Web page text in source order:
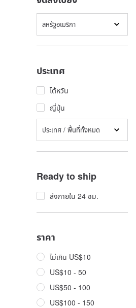
สหรัฐอเมริกา
ประเทศ
ไต้หวัน
ญี่ปุ่น
ประเทศ / พื้นที่ทั้งหมด
Ready to ship
ส่งภายใน 24 ชม.
ราคา
ไม่เกิน US$10
US$10 - 50
US$50 - 100
US$100 - 150